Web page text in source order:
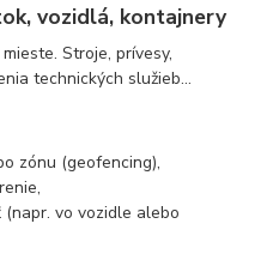
vozidlá, kontajnery
Stroje, prívesy,
technických služieb…
zónu (geofencing),
vo vozidle alebo